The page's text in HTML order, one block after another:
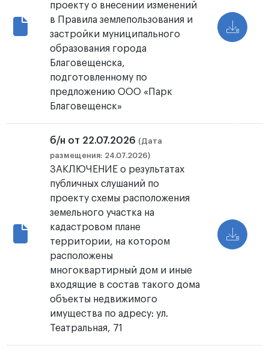
проекту о внесении изменений
в Правила землепользования и
застройки муниципального
образования города
Благовещенска,
подготовленному по
предложению ООО «Парк
Благовещенск»
б/н от 22.07.2026 (Дата
размещения: 24.07.2026)
ЗАКЛЮЧЕНИЕ о результатах
публичных слушаний по
проекту схемы расположения
земельного участка на
кадастровом плане
территории, на котором
расположены
многоквартирный дом и иные
входящие в состав такого дома
объекты недвижимого
имущества по адресу: ул.
Театральная, 71